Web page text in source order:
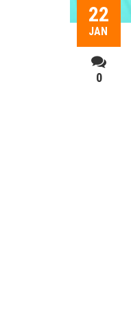
22
JAN
0